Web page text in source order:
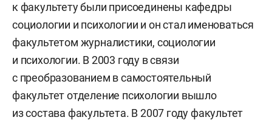
к факультету были присоединены кафедры
социологии и психологии и он стал именоваться
факультетом журналистики, социологии
и психологии. В 2003 году в связи
с преобразованием в самостоятельный
факультет отделение психологии вышло
из состава факультета. В 2007 году факультет